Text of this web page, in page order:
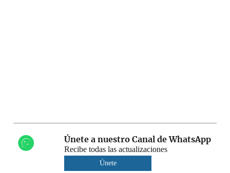
Únete a nuestro Canal de WhatsApp
Recibe todas las actualizaciones
Únete